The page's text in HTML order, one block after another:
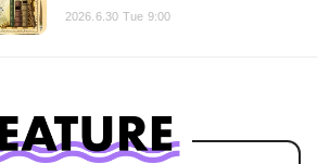
2026.6.30 Tue 9:00